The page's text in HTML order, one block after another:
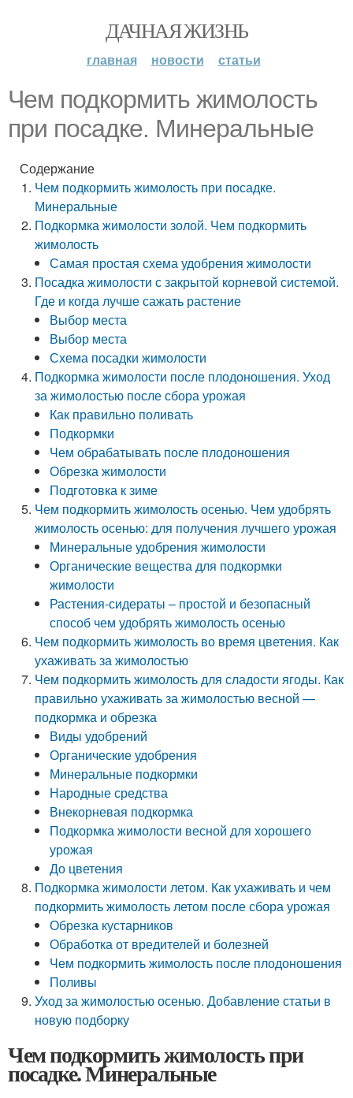
ДАЧНАЯ ЖИЗНЬ
главная новости статьи
Чем подкормить жимолость
при посадке. Минеральные
Содержание
Чем подкормить жимолость при посадке.
Минеральные
Подкормка жимолости золой. Чем подкормить
жимолость
Самая простая схема удобрения жимолости
Посадка жимолости с закрытой корневой системой.
Где и когда лучше сажать растение
Выбор места
Выбор места
Схема посадки жимолости
Подкормка жимолости после плодоношения. Уход
за жимолостью после сбора урожая
Как правильно поливать
Подкормки
Чем обрабатывать после плодоношения
Обрезка жимолости
Подготовка к зиме
Чем подкормить жимолость осенью. Чем удобрять
жимолость осенью: для получения лучшего урожая
Минеральные удобрения жимолости
Органические вещества для подкормки
жимолости
Растения-сидераты – простой и безопасный
способ чем удобрять жимолость осенью
Чем подкормить жимолость во время цветения. Как
ухаживать за жимолостью
Чем подкормить жимолость для сладости ягоды. Как
правильно ухаживать за жимолостью весной —
подкормка и обрезка
Виды удобрений
Органические удобрения
Минеральные подкормки
Народные средства
Внекорневая подкормка
Подкормка жимолости весной для хорошего
урожая
До цветения
Подкормка жимолости летом. Как ухаживать и чем
подкормить жимолость летом после сбора урожая
Обрезка кустарников
Обработка от вредителей и болезней
Чем подкормить жимолость после плодоношения
Поливы
Уход за жимолостью осенью. Добавление статьи в
новую подборку
Чем подкормить жимолость при
посадке. Минеральные